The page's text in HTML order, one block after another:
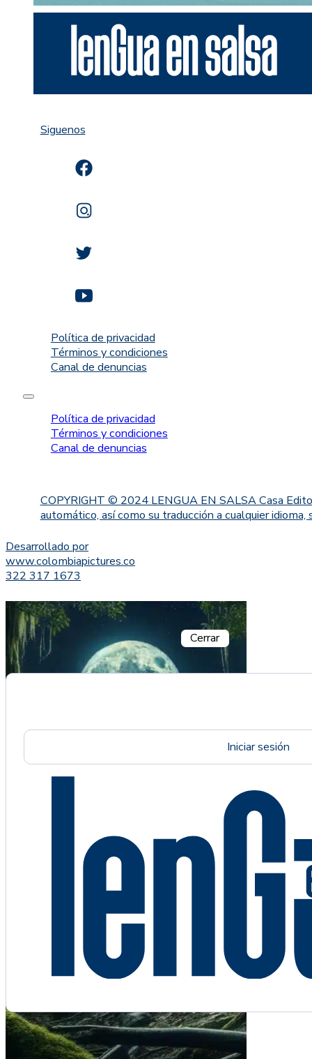
Siguenos
Política de privacidad
Términos y condiciones
Canal de denuncias
Política de privacidad
Términos y condiciones
Canal de denuncias
COPYRIGHT © 2024 LENGUA EN SALSA Casa
automático, así como su traducción a cualquier
Desarrollado por
www.colombiapictures.co
322 317 1673
Cerrar
Iniciar sesión